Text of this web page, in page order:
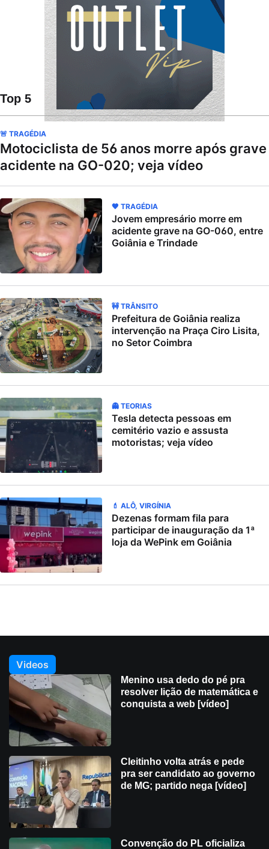
Top 5
🚨 TRAGÉDIA
Motociclista de 56 anos morre após grave
acidente na GO-020; veja vídeo
🖤 TRAGÉDIA
Jovem empresário morre em
acidente grave na GO-060, entre
Goiânia e Trindade
🚧 TRÂNSITO
Prefeitura de Goiânia realiza
intervenção na Praça Ciro Lisita,
no Setor Coimbra
👻 TEORIAS
Tesla detecta pessoas em
cemitério vazio e assusta
motoristas; veja vídeo
💄 ALÔ, VIRGÍNIA
Dezenas formam fila para
participar de inauguração da 1ª
loja da WePink em Goiânia
Videos
Menino usa dedo do pé pra
resolver lição de matemática e
conquista a web [vídeo]
Cleitinho volta atrás e pede
pra ser candidato ao governo
de MG; partido nega [vídeo]
Convenção do PL oficializa